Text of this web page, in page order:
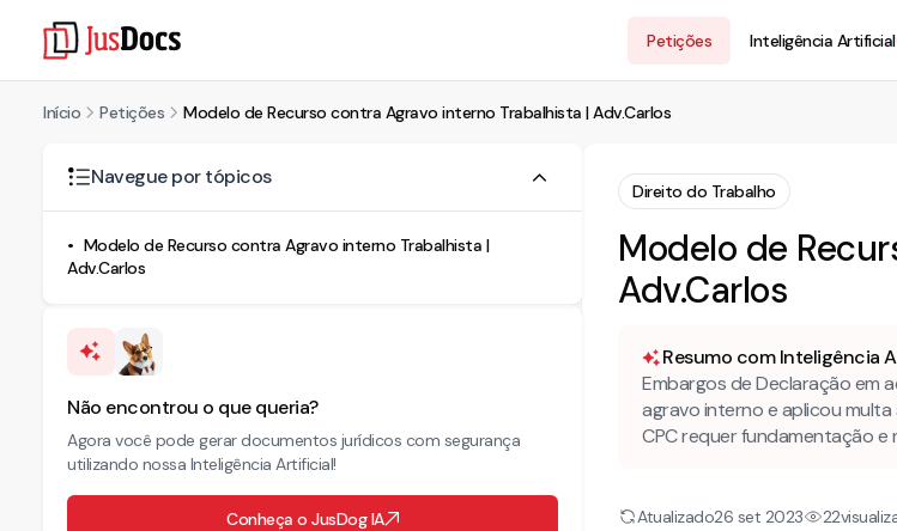
Petições Inteligência Artificial
Início Petições Modelo de Recurso contra Agravo interno Trabalhista | Adv.Carlos
Navegue por tópicos
Modelo de Recurso contra Agravo interno Trabalhista |
Adv.Carlos
Não encontrou o que queria?
Agora você pode gerar documentos jurídicos com segurança
utilizando nossa Inteligência Artificial!
Conheça o JusDog IA
Direito do Trabalho
Modelo de
Adv.Carlos
Resumo com Inteligência
Embargos de Declaração em
agravo interno e aplicou
CPC requer fundamentação e
Atualizado26 set 2023 22